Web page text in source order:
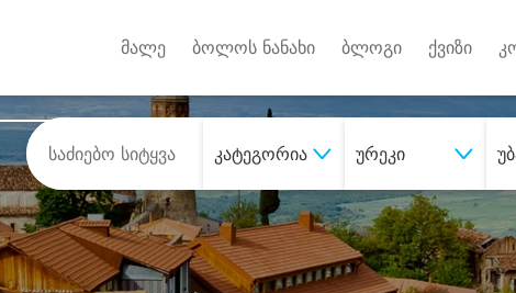
მალე ბოლოს ნანახი ბლოგი ქვიზი
კატეგორია ურეკი
შეიძინესასურველი